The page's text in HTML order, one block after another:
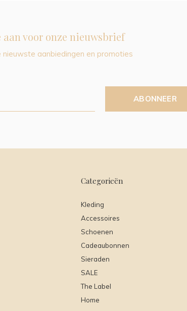
aan voor onze nieuwsbrief
nieuwste aanbiedingen en promoties
ABONNEER
Categorieën
Kleding
Accessoires
Schoenen
Cadeaubonnen
Sieraden
SALE
The Label
Home